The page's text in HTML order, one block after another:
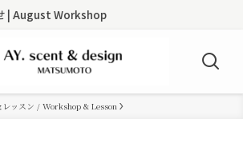
Workshop
レッスン / Workshop & Lesson